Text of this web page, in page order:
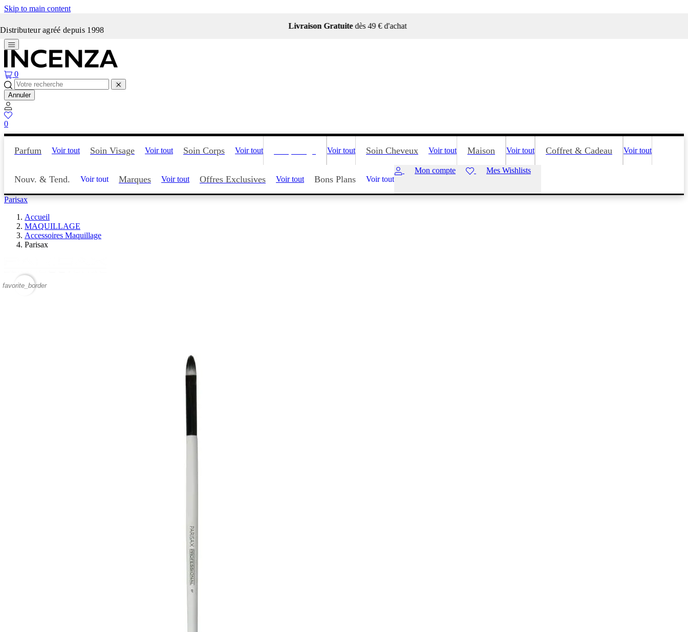
Skip to main content
Distributeur agréé depuis 1998Incenza fait peau neuve Livraison Gratuitedès 49 € d'achat
0
Annuler
0
Parfum Voir tout Soin Visage Voir tout Soin Corps Voir tout Voir tout Soin Cheveux Voir tout Maison Voir tout Coffret & Cadeau Voir tout
Nouv. & Tend. Voir tout Marques Voir tout Offres Exclusives Voir tout Bons Plans Voir tout
Mon compte Mes Wishlists
Parisax
Accueil
MAQUILLAGE
Accessoires Maquillage
Parisax
favorite_border